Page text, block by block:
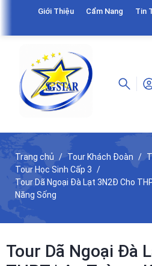
Giới Thiệu Cẩm Nang Tin
Trang chủ Tour Khách Đoàn
Tour Học Sinh Cấp 3
Tour Dã Ngoại Đà Lạt 3N2Đ Cho
Năng Sống
Tour Dã Ngoại Đà